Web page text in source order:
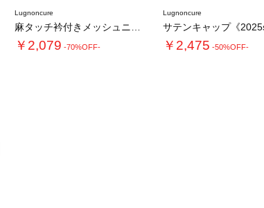
Lugnoncure
￥2,079 -70%OFF-
Lugnoncure
￥2,475 -50%OFF-